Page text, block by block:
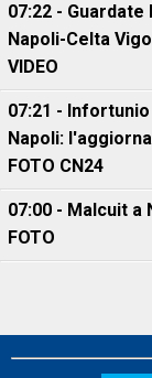
07:22 -
Napoli-Celta
VIDEO
07:21 -
Napoli:
FOTO CN24
07:00 - Malcuit
FOTO